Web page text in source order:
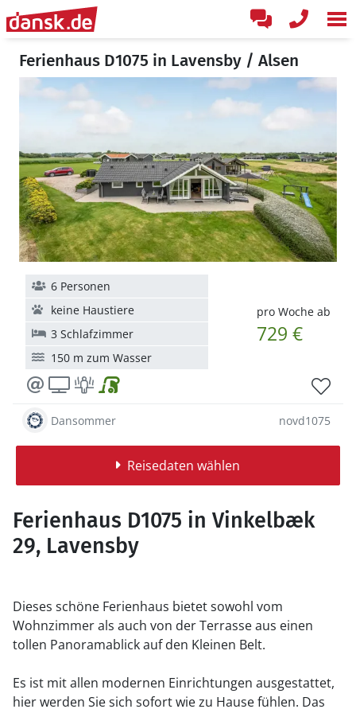
Ferienhaus D1075 in Lavensby / Alsen
pro Woche ab
729 €
6 Personen
keine Haustiere
3 Schlafzimmer
150 m zum Wasser
Dansommer novd1075
Reisedaten wählen
Ferienhaus D1075 in Vinkelbæk
29, Lavensby
Dieses schöne Ferienhaus bietet sowohl vom
Wohnzimmer als auch von der Terrasse aus einen
tollen Panoramablick auf den Kleinen Belt.
Es ist mit allen modernen Einrichtungen ausgestattet,
hier werden Sie sich sofort wie zu Hause fühlen. Das